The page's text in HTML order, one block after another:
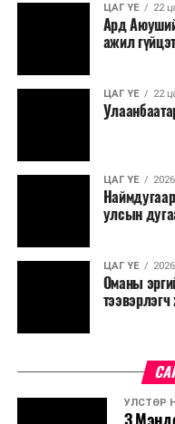
ЦАГ ҮЕ 22
Ард
ажил
ЦАГ ҮЕ 22
ЦАГ ҮЕ
улсын
ЦАГ ҮЕ
Оманы
УЛСТӨР